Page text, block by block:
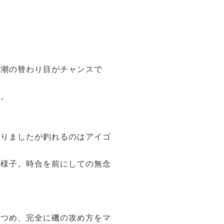
の替わり目がチャンスで
ましたが釣れるのはアイゴ
子。時合を前にしての無念
め、完全に磯の攻め方をマ